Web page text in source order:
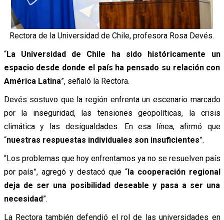
Rectora de la Universidad de Chile, profesora Rosa Devés.
“La Universidad de Chile ha sido históricamente un
espacio desde donde el país ha pensado su relación con
América Latina”, señaló la Rectora.
Devés sostuvo que la región enfrenta un escenario marcado
por la inseguridad, las tensiones geopolíticas, la crisis
climática y las desigualdades. En esa línea, afirmó que
“nuestras respuestas individuales son insuficientes”.
“Los problemas que hoy enfrentamos ya no se resuelven país
por país”, agregó y destacó que “la cooperación regional
deja de ser una posibilidad deseable y pasa a ser una
necesidad”.
La Rectora también defendió el rol de las universidades en